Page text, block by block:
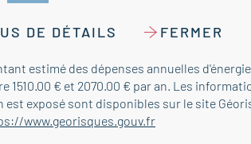
DE DÉTAILS FERMER
estimé des dépenses annuelles
1510.00 € et 2070.00 € par an. Les
est exposé sont disponibles sur le site
www.georisques.gouv.fr